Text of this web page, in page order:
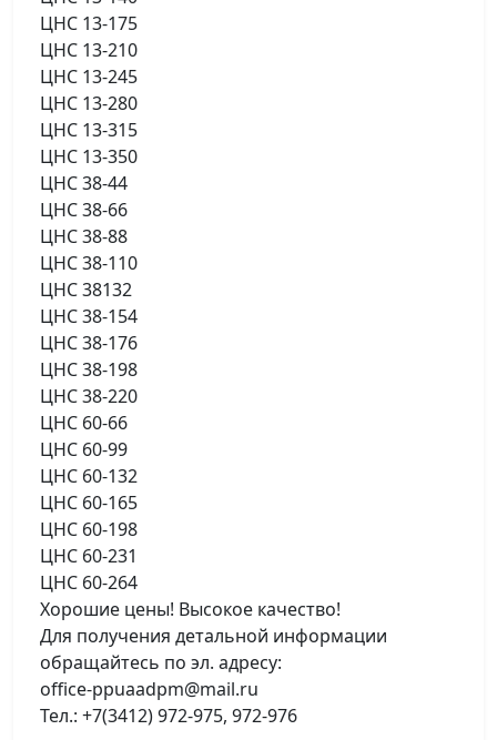
ЦНС 13-175
ЦНС 13-210
ЦНС 13-245
ЦНС 13-280
ЦНС 13-315
ЦНС 13-350
ЦНС 38-44
ЦНС 38-66
ЦНС 38-88
ЦНС 38-110
ЦНС 38132
ЦНС 38-154
ЦНС 38-176
ЦНС 38-198
ЦНС 38-220
ЦНС 60-66
ЦНС 60-99
ЦНС 60-132
ЦНС 60-165
ЦНС 60-198
ЦНС 60-231
ЦНС 60-264
Хорошие цены! Высокое качество!
Для получения детальной информации
обращайтесь по эл. адресу:
office-ppuaadpm@mail.ru
Тел.: +7(3412) 972-975, 972-976